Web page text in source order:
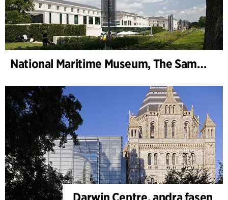
National Maritime Museum, The Sammy Ofer Wing